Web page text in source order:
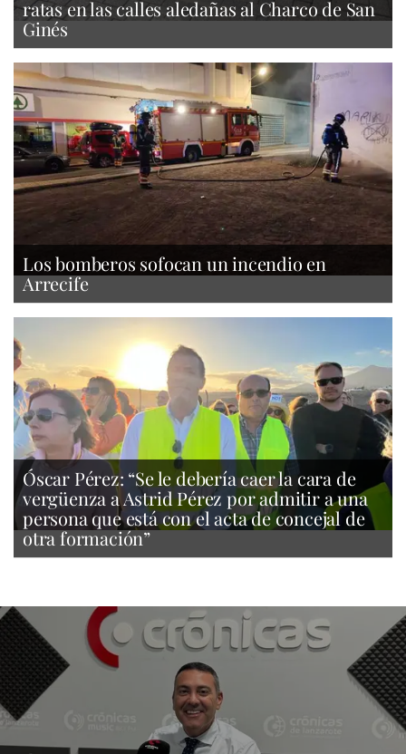
ratas en las calles aledañas al Charco de San
Ginés
Los bomberos sofocan un incendio en
Arrecife
Óscar Pérez: “Se le debería caer la cara de
vergüenza a Astrid Pérez por admitir a una
persona que está con el acta de concejal de
otra formación”